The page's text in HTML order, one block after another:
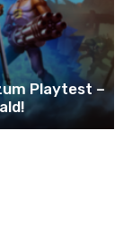
Playtest –